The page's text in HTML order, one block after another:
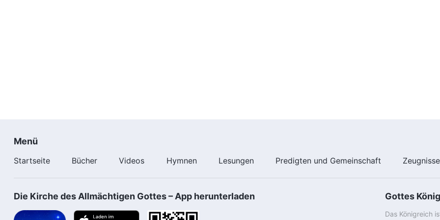
Menü
Startseite Bücher Videos Hymnen Lesungen Predigten und Gemeinschaft Zeugnisse
Die Kirche des Allmächtigen Gottes – App herunterladen Gottes
Das Königreich